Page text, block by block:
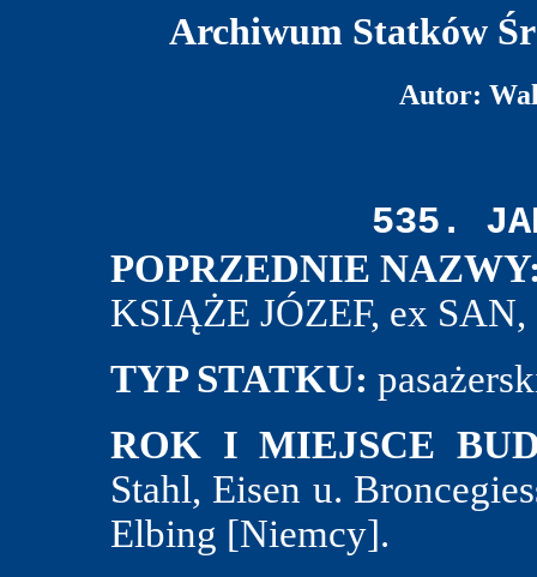
Archiwum Statków
Autor:
535.
POPRZEDNIE
KSIĄŻE JÓZEF, ex
TYP STATKU:
ROK I MIEJSCE
Stahl, Eisen u.
Elbing [Niemcy].